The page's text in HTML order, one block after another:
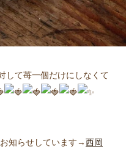
して苺一個だけにしなくて
知らせしています→西岡